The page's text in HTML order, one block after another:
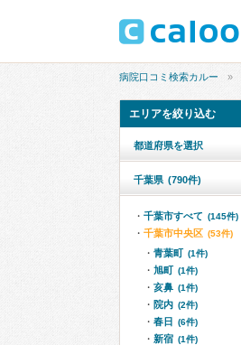
病院口コミ検索カルー
エリアを絞り込む
都道府県を選択
千葉県 (790件)
千葉市すべて (145件)
千葉市中央区 (53件)
青葉町 (1件)
旭町 (1件)
亥鼻 (1件)
院内 (2件)
春日 (6件)
新宿 (1件)